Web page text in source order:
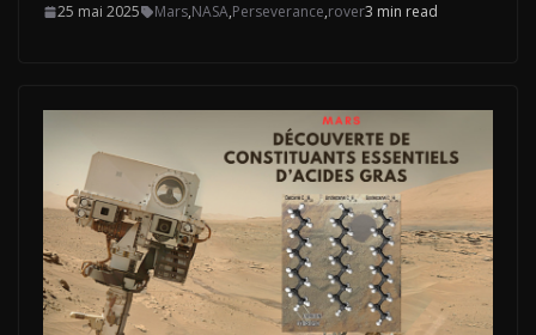
25 mai 2025 Mars,NASA,Perseverance,rover3 min read